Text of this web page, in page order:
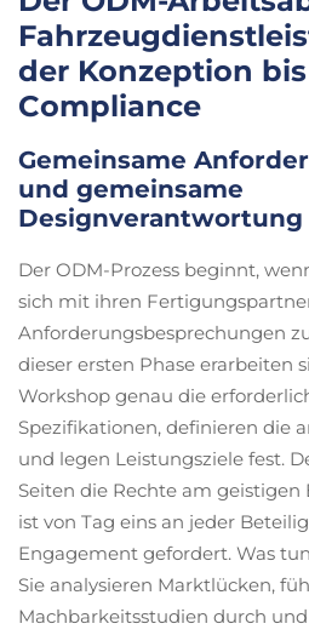
der Konzeption
Compliance
Gemeinsame
und gemeinsame
Designverantwortung
Der ODM-Prozess beginnt,
sich mit ihren
Anforderungsbesprechungen
dieser ersten Phase erarbeiten
Workshop genau die
Spezifikationen, definieren die
und legen Leistungsziele fest.
Seiten die Rechte am
ist von Tag eins an jeder
Engagement gefordert. Was
Sie analysieren Marktlücken,
Machbarkeitsstudien durch